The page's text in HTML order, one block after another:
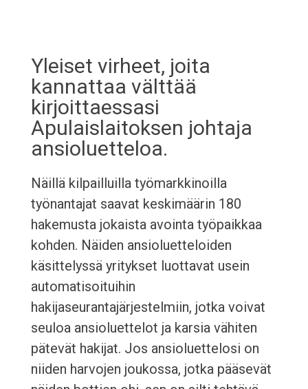
Yleiset virheet, joita
kannattaa välttää
kirjoittaessasi
Apulaislaitoksen johtaja
ansioluetteloa.
Näillä kilpailluilla työmarkkinoilla
työnantajat saavat keskimäärin 180
hakemusta jokaista avointa työpaikkaa
kohden. Näiden ansioluetteloiden
käsittelyssä yritykset luottavat usein
automatisoituihin
hakijaseurantajärjestelmiin, jotka voivat
seuloa ansioluettelot ja karsia vähiten
pätevät hakijat. Jos ansioluettelosi on
niiden harvojen joukossa, jotka pääsevät